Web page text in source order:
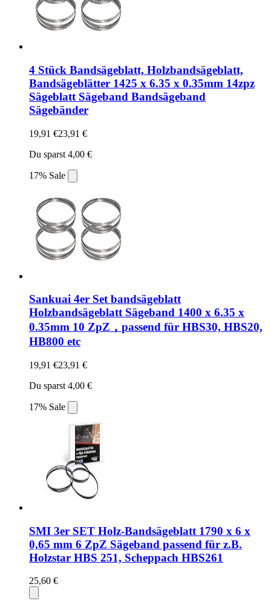
4 Stück Bandsägeblatt, Holzbandsägeblatt,
Bandsägeblätter 1425 x 6.35 x 0.35mm 14zpz
Sägeblatt Sägeband Bandsägeband
Sägebänder
19,91 €23,91 €
Du sparst 4,00 €
17% Sale
Sankuai 4er Set bandsägeblatt
Holzbandsägeblatt Sägeband 1400 x 6.35 x
0.35mm 10 ZpZ，passend für HBS30, HBS20,
HB800 etc
19,91 €23,91 €
Du sparst 4,00 €
17% Sale
SMI 3er SET Holz-Bandsägeblatt 1790 x 6 x
0,65 mm 6 ZpZ Sägeband passend für z.B.
Holzstar HBS 251, Scheppach HBS261
25,60 €